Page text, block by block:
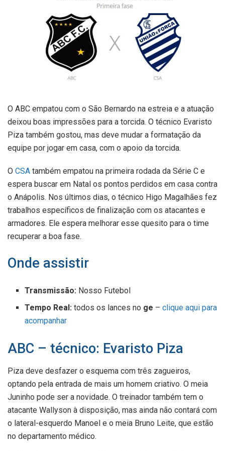
O ABC empatou com o São Bernardo na estreia e a atuação
deixou boas impressões para a torcida. O técnico Evaristo
Piza também gostou, mas deve mudar a formatação da
equipe por jogar em casa, com o apoio da torcida.
O CSA também empatou na primeira rodada da Série C e
espera buscar em Natal os pontos perdidos em casa contra
o Anápolis. Nos últimos dias, o técnico Higo Magalhães fez
trabalhos específicos de finalização com os atacantes e
armadores. Ele espera melhorar esse quesito para o time
recuperar a boa fase.
Onde assistir
Transmissão: Nosso Futebol
Tempo Real:todos os lances no ge –clique aqui para
acompanhar
ABC – técnico: Evaristo Piza
Piza deve desfazer o esquema com três zagueiros,
optando pela entrada de mais um homem criativo. O meia
Juninho pode ser a novidade. O treinador também tem o
atacante Wallyson à disposição, mas ainda não contará com
o lateral-esquerdo Manoel e o meia Bruno Leite, que estão
no departamento médico.